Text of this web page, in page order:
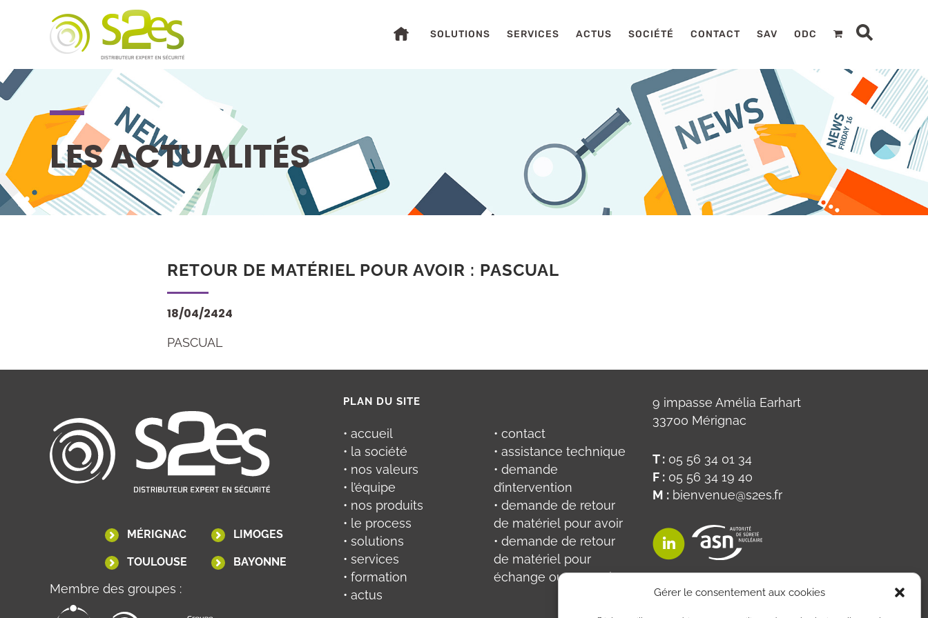
Gérer le consentement aux cookies
SOLUTIONS SERVICES ACTUS SOCIÉTÉ CONTACT SAV ODC
LES ACTUALITÉS
RETOUR DE MATÉRIEL POUR AVOIR : PASCUAL
18/04/2424
PASCUAL
MÉRIGNAC LIMOGES
TOULOUSE BAYONNE
Membre des groupes :
PLAN DU SITE
• accueil
• la société
• nos valeurs
• l’équipe
• nos produits
• le process
• solutions
• services
• formation
• actus
• contact
• assistance technique
• demande
d’intervention
• demande de retour
de matériel pour avoir
• demande de retour
de matériel pour
échange ou réparation
9 impasse Amélia Earhart
33700 Mérignac
T : 05 56 34 01 34
F : 05 56 34 19 40
M :bienvenue@s2es.fr